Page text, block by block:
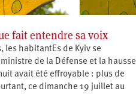
fait entendre sa voix
les habitantEs de Kyiv se
de la Défense et la hausse
avait été effroyable : plus de
ce dimanche 19 juillet au